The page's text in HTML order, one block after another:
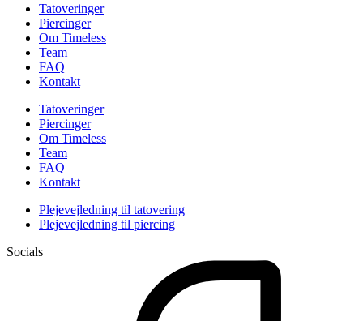
Tatoveringer
Piercinger
Om Timeless
Team
FAQ
Kontakt
Tatoveringer
Piercinger
Om Timeless
Team
FAQ
Kontakt
Plejevejledning til tatovering
Plejevejledning til piercing
Socials